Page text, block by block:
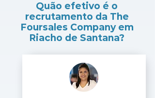
Quão efetivo é o
recrutamento da The
Foursales Company em
Riacho de Santana?